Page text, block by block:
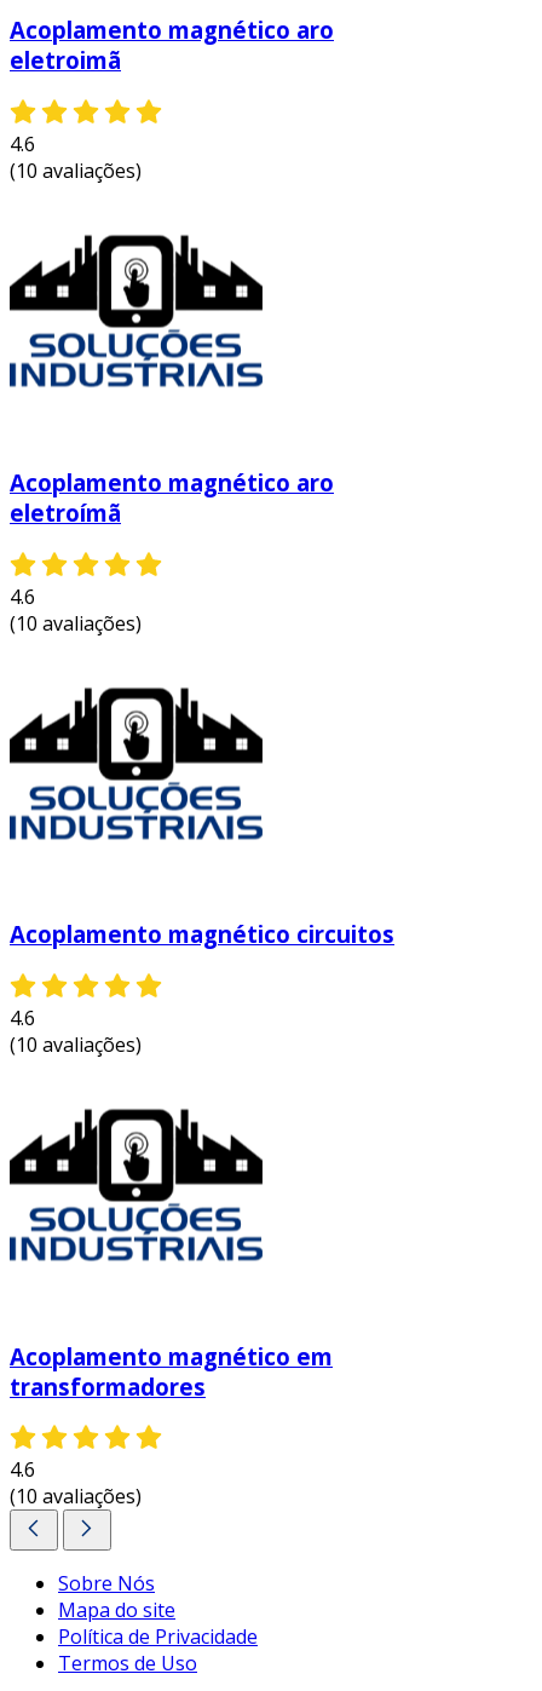
Acoplamento magnético aro
eletroimã
4.6
(10 avaliações)
Acoplamento magnético aro
eletroímã
4.6
(10 avaliações)
Acoplamento magnético circuitos
4.6
(10 avaliações)
Acoplamento magnético em
transformadores
4.6
(10 avaliações)
Sobre Nós
Mapa do site
Política de Privacidade
Termos de Uso